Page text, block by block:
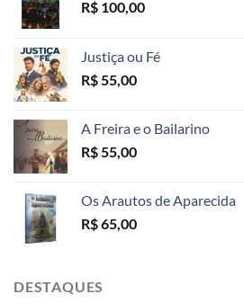
R$ 100,00
Justiça ou Fé
R$ 55,00
A Freira e o Bailarino
R$ 55,00
Os Arautos de Aparecida
R$65,00
DESTAQUES